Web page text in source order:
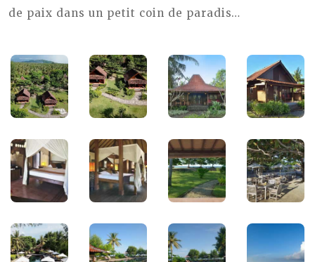
de paix dans un petit coin de paradis…